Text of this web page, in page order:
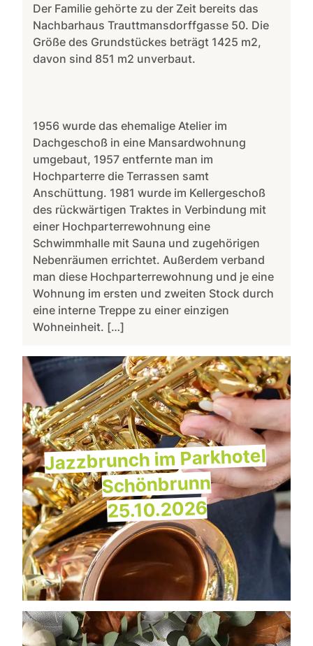
Der Familie gehörte zu der Zeit bereits das
Nachbarhaus Trauttmansdorffgasse 50. Die
Größe des Grundstückes beträgt 1425 m2,
davon sind 851 m2 unverbaut.
1956 wurde das ehemalige Atelier im
Dachgeschoß in eine Mansardwohnung
umgebaut, 1957 entfernte man im
Hochparterre die Terrassen samt
Anschüttung. 1981 wurde im Kellergeschoß
des rückwärtigen Traktes in Verbindung mit
einer Hochparterrewohnung eine
Schwimmhalle mit Sauna und zugehörigen
Nebenräumen errichtet. Außerdem verband
man diese Hochparterrewohnung und je eine
Wohnung im ersten und zweiten Stock durch
eine interne Treppe zu einer einzigen
Wohneinheit. […]
Jazzbrunch im Parkhotel
Schönbrunn
25.10.2026